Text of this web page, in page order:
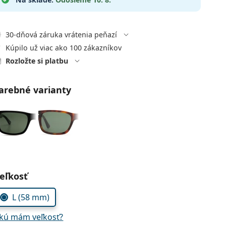
30-dňová záruka vrátenia peňazí
Kúpilo už viac ako 100 zákazníkov
Rozložte si platbu
varianty
parametre
L (58 mm)
mám veľkosť?